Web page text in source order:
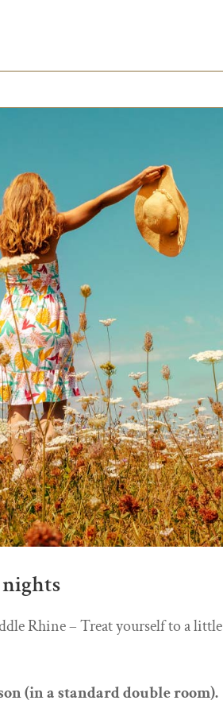
Rhine – Treat yourself to a little
(in a standard double room).